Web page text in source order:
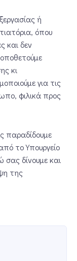
ή
όπου
και δεν
κι
για τις
φιλικά προς
παραδίδουμε
το Υπουργείο
σας δίνουμε και
της